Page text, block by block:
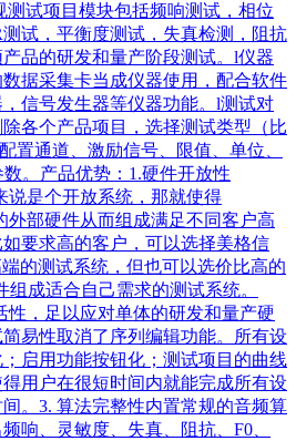
试项目模块包括频响测试，相位
试，平衡度测试，失真检测，阻抗
品的研发和量产阶段测试。l仪器
据采集卡当成仪器使用，配合软件
信号发生器等仪器功能。l测试对
各个产品项目，选择测试类型（比
置通道、激励信号、限值、单位、
。产品优势：1.硬件开放性
说是个开放系统，那就使得
外部硬件从而组成满足不同客户高
要求高的客户，可以选择美格信
端的测试系统，但也可以选价比高的
组成适合自己需求的测试系统。
性，足以应对单体的研发和量产硬
易性取消了序列编辑功能。所有设
启用功能按钮化；测试项目的曲线
用户在很短时间内就能完成所有设
。3. 算法完整性内置常规的音频算
响、灵敏度、失真、阻抗、F0、